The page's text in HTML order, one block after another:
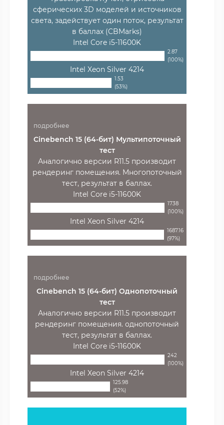
сферических 3D моделей и источников
света, задействует один поток, результат
в баллах (CBMarks)
Intel Core i5-11600K
2.87
(100%)
Intel Xeon Silver 4214
1.53
(53%)
подробнее
Cinebench 15 (64-бит) Мультипоточный
тест
Аналогично версии R11.5 производит
рендеринг помещения. Многопоточный
тест, результат в баллах.
Intel Core i5-11600K
1738
(100%)
Intel Xeon Silver 4214
1687.16
(97%)
подробнее
Cinebench 15 (64-бит) Однопоточный
тест
Аналогично версии R11.5 производит
рендеринг помещения. однопоточный
тест, результат в баллах.
Intel Core i5-11600K
242
(100%)
Intel Xeon Silver 4214
125.98
(52%)